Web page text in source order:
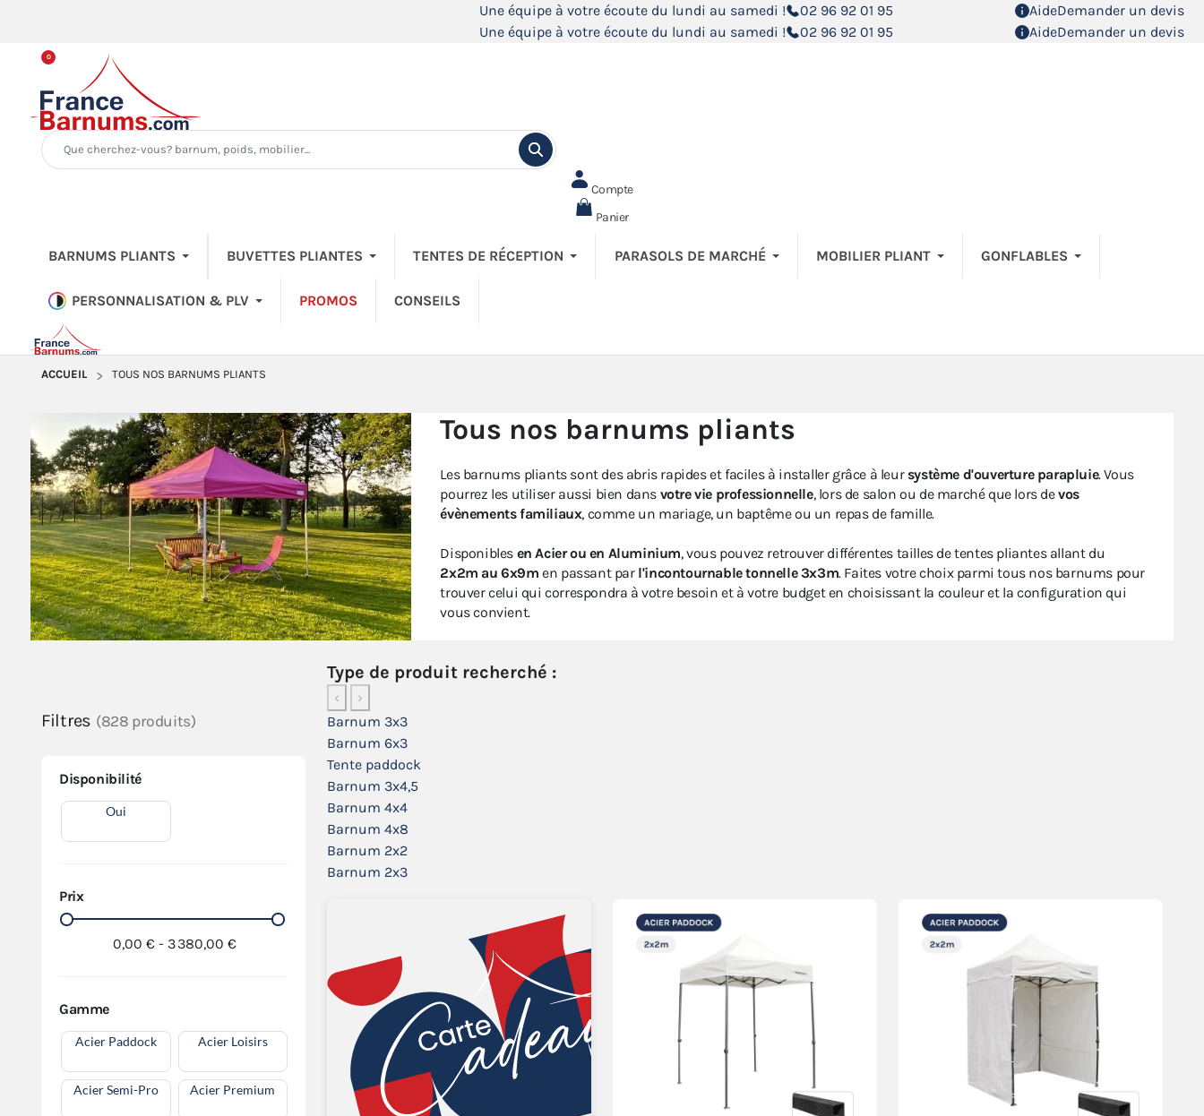
Une équipe à votre écoute du lundi au samedi ! 02 96 92 01 95 AideDemander un devis
Une équipe à votre écoute du lundi au samedi !
02 96 92 01 95 AideDemander un devis
Compte
0
Panier
BARNUMS PLIANTS BUVETTES PLIANTES TENTES DE RÉCEPTION PARASOLS DE MARCHÉ MOBILIER PLIANT GONFLABLES
PERSONNALISATION & PLV PROMOS CONSEILS
ACCUEIL TOUS NOS BARNUMS PLIANTS
Tous nos barnums pliants
Les barnums pliants sont des abris rapides et faciles à installer grâce à leur système d'ouverture parapluie. Vous
pourrez les utiliser aussi bien dans votre vie professionnelle, lors de salon ou de marché que lors devos
évènements familiaux, comme un mariage, un baptême ou un repas de famille.
Disponibles en Acier ou en Aluminium, vous pouvez retrouver différentes tailles de tentes pliantes allant du
2x2m au 6x9men passant par l'incontournable tonnelle 3x3m. Faites votre choix parmi tous nos barnums pour
trouver celui qui correspondra à votre besoin et à votre budget en choisissant la couleur et la configuration qui
vous convient.
Filtres (828 produits)
Disponibilité
Oui
Prix
0,00 € - 3 380,00 €
Gamme
Acier Paddock Acier Loisirs
Acier Semi-Pro Acier Premium
Type de produit recherché :
‹
›
Barnum 3x3
Barnum 6x3
Tente paddock
Barnum 3x4,5
Barnum 4x4
Barnum 4x8
Barnum 2x2
Barnum 2x3